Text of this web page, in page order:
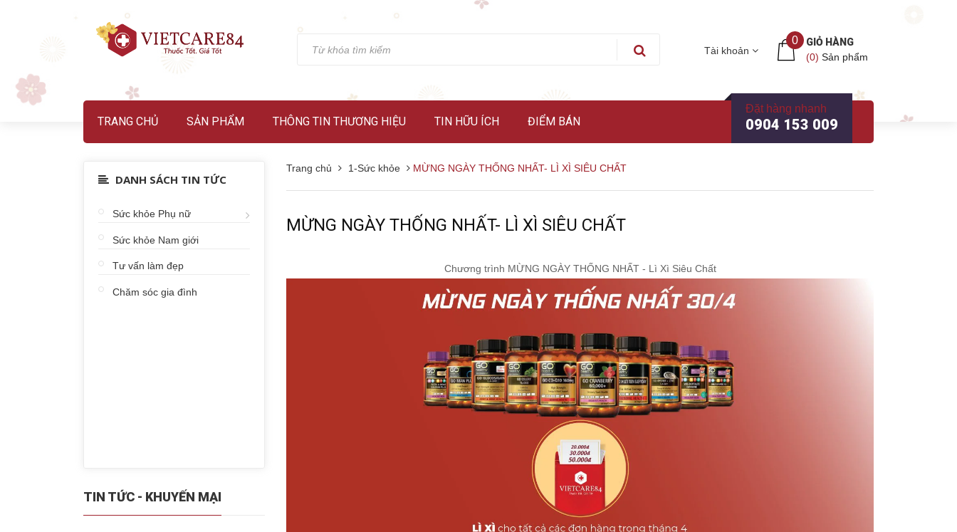
Tài khoản
0
GIỎ HÀNG
(0) Sản phẩm
TRANG CHỦ SẢN PHẨM THÔNG TIN THƯƠNG HIỆU TIN HỮU ÍCH ĐIỂM BÁN
Đặt hàng nhanh
0904 153 009
Trang chủ 1-Sức khỏe MỪNG NGÀY THỐNG NHẤT- LÌ XÌ SIÊU CHẤT
MỪNG NGÀY THỐNG NHẤT- LÌ XÌ SIÊU CHẤT
Chương trình MỪNG NGÀY THỐNG NHẤT - Lì Xì Siêu Chất
DANH SÁCH TIN TỨC
Sức khỏe Phụ nữ
Sức khỏe Nam giới
Tư vấn làm đẹp
Chăm sóc gia đình
TIN TỨC - KHUYẾN MẠI